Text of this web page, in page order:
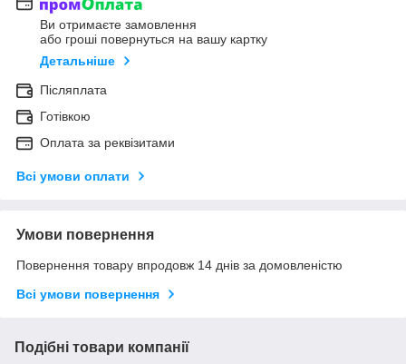
Ви отримаєте замовлення
або гроші повернуться на вашу картку
Детальніше
Післяплата
Готівкою
Оплата за реквізитами
Всі умови оплати
Умови повернення
Повернення товару впродовж 14 днів за домовленістю
Всі умови повернення
Подібні товари компанії